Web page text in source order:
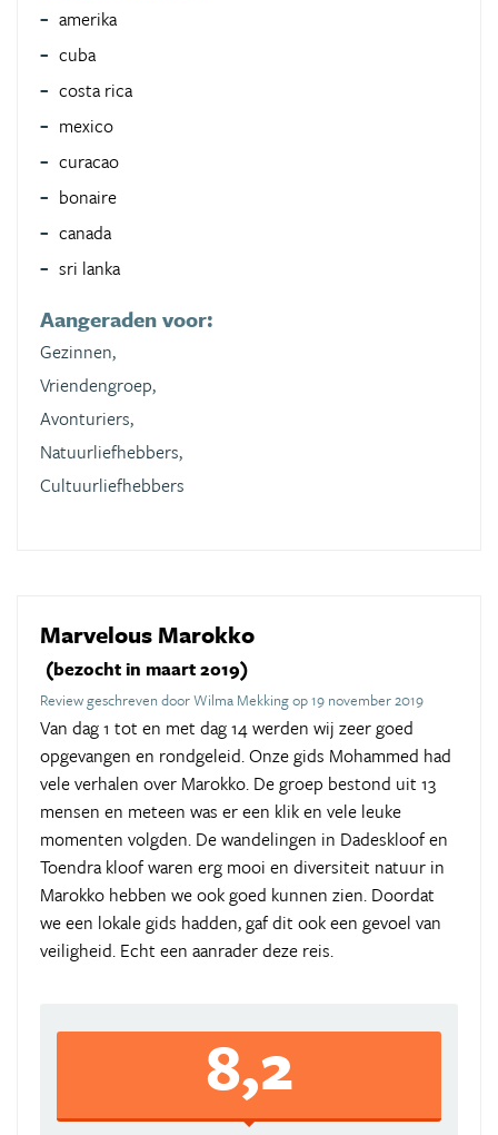
amerika
cuba
costa rica
mexico
curacao
bonaire
canada
sri lanka
Aangeraden voor:
Gezinnen,
Vriendengroep,
Avonturiers,
Natuurliefhebbers,
Cultuurliefhebbers
Marvelous Marokko
(bezocht in maart 2019)
Review geschreven door Wilma Mekking op 19 november 2019
Van dag 1 tot en met dag 14 werden wij zeer goed
opgevangen en rondgeleid. Onze gids Mohammed had
vele verhalen over Marokko. De groep bestond uit 13
mensen en meteen was er een klik en vele leuke
momenten volgden. De wandelingen in Dadeskloof en
Toendra kloof waren erg mooi en diversiteit natuur in
Marokko hebben we ook goed kunnen zien. Doordat
we een lokale gids hadden, gaf dit ook een gevoel van
veiligheid. Echt een aanrader deze reis.
8,2